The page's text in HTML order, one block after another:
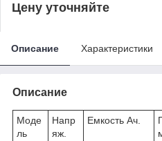
Цену уточняйте
Описание Характеристики
Описание
Моде
ль
Напр
яж.
Емкость Ач.